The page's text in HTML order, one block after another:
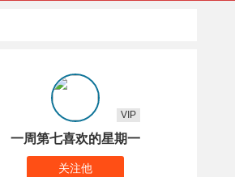
一周第七喜欢的星期一
VIP
关注他